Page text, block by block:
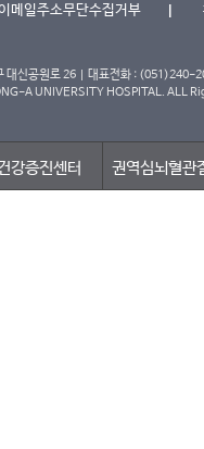
강증진센터 권역심뇌혈관
메일주소무단수집거부
대신공원로 26 | 대표전화 :
A UNIVERSITY HOSPITAL. ALL